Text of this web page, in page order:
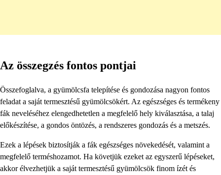
Az összegzés fontos pontjai
Összefoglalva, a gyümölcsfa telepítése és gondozása nagyon fontos
feladat a saját termesztésű gyümölcsökért. Az egészséges és termékeny
fák neveléséhez elengedhetetlen a megfelelő hely kiválasztása, a talaj
előkészítése, a gondos öntözés, a rendszeres gondozás és a metszés.
Ezek a lépések biztosítják a fák egészséges növekedését, valamint a
megfelelő terméshozamot. Ha követjük ezeket az egyszerű lépéseket,
akkor élvezhetjük a saját termesztésű gyümölcsök finom ízét és